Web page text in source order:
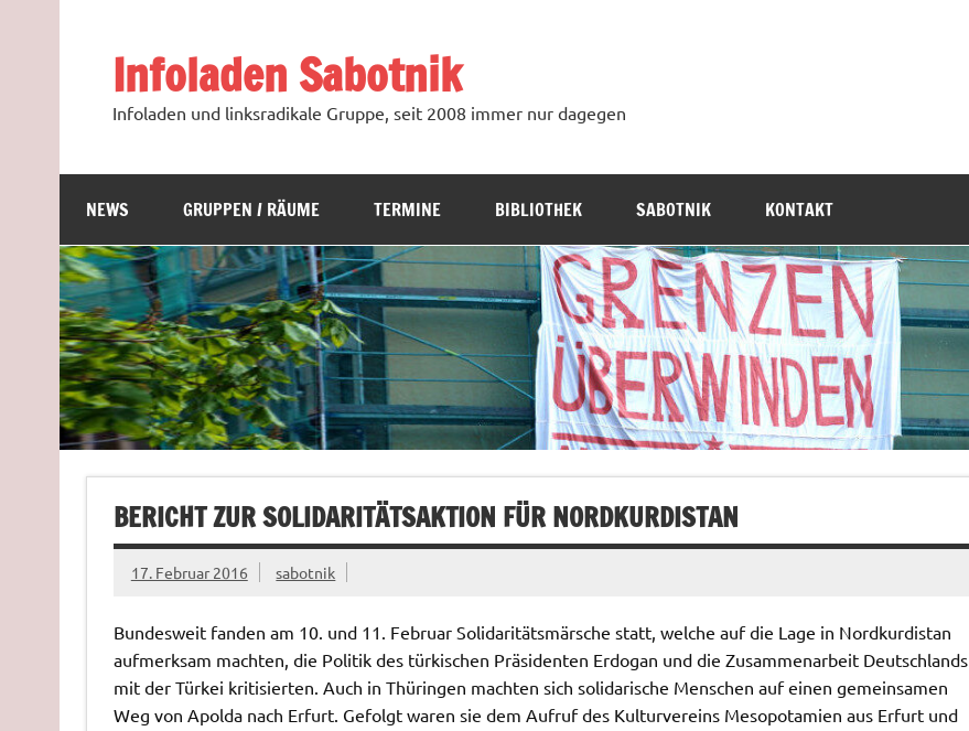
Infoladen Sabotnik
Infoladen und linksradikale Gruppe, seit 2008 immer nur dagegen
NEWS GRUPPEN / RÄUME TERMINE BIBLIOTHEK SABOTNIK KONTAKT
BERICHT ZUR SOLIDARITÄTSAKTION FÜR NORDKURDISTAN
17. Februar 2016 sabotnik
Bundesweit fanden am 10. und 11. Februar Solidaritätsmärsche statt, welche auf die Lage in Nordkurdistan
aufmerksam machten, die Politik des türkischen Präsidenten Erdogan und die Zusammenarbeit Deutschlands
mit der Türkei kritisierten. Auch in Thüringen machten sich solidarische Menschen auf einen gemeinsamen
Weg von Apolda nach Erfurt. Gefolgt waren sie dem Aufruf des Kulturvereins Mesopotamien aus Erfurt und